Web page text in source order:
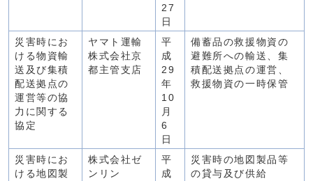
27
日
災害時にお
ける物資輸
送及び集積
配送拠点の
運営等の協
力に関する
協定
ヤマト運輸
株式会社京
都主管支店
平
成
29
年
10
月
6
日
備蓄品の救援物資の
避難所への輸送、集
積配送拠点の運営、
救援物資の一時保管
災害時にお
ける地図製
株式会社ゼ
ンリン
平
成
災害時の地図製品等
の貸与及び供給